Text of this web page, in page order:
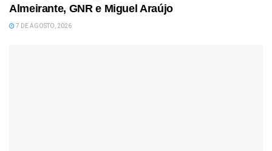
Almeirante, GNR e Miguel Araújo
7 DE AGOSTO, 2026